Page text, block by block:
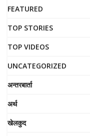
FEATURED
TOP STORIES
TOP VIDEOS
UNCATEGORIZED
अन्तरबार्ता
अर्थ
खेलकुद